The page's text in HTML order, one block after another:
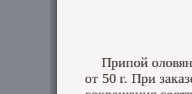
Припой
от 50 г. При